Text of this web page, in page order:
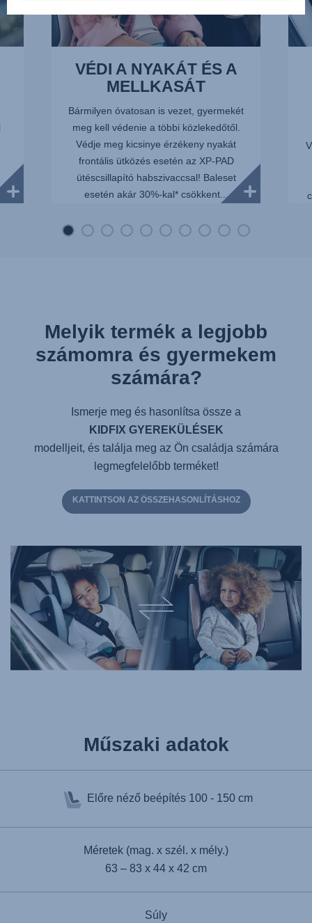
VÉDI A NYAKÁT ÉS A
MELLKASÁT
Bármilyen óvatosan is vezet, gyermekét
meg kell védenie a többi közlekedőtől.
Védje meg kicsinye érzékeny nyakát
frontális ütközés esetén az XP-PAD
ütéscsillapító habszivaccsal! Baleset
esetén akár 30%-kal* csökkent...
Melyik termék a legjobb
számomra és gyermekem
számára?
Ismerje meg és hasonlítsa össze a
KIDFIX GYEREKÜLÉSEK
modelljeit, és találja meg az Ön családja számára
legmegfelelőbb terméket!
KATTINTSON AZ ÖSSZEHASONLÍTÁSHOZ
Műszaki adatok
Előre néző beépítés 100 - 150 cm
Méretek (mag. x szél. x mély.)
63 – 83 x 44 x 42 cm
Súly